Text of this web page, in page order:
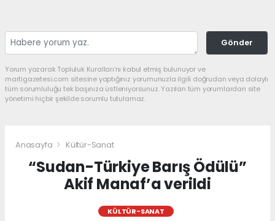
Gönder
Yorum yazarak Topluluk Kuralları’nı kabul etmiş bulunuyor ve
martigazetesi.com sitesine yaptığınız yorumunuzla ilgili doğrudan veya dolaylı
tüm sorumluluğu tek başınıza üstleniyorsunuz. Yazılan tüm yorumlardan site
yönetimi hiçbir şekilde sorumlu tutulamaz.
Anasayfa Kültür-Sanat
“Sudan-Türkiye Barış Ödülü”
Akif Manaf’a verildi
KÜLTÜR-SANAT